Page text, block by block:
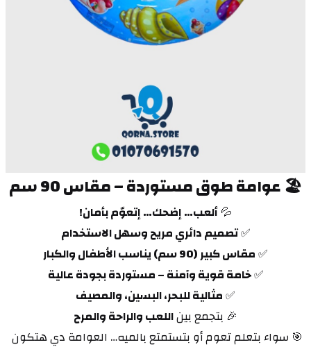
🏖️ عوامة طوق مستوردة – مقاس 90 سم
💦 ألعب… إضحك… إتعوّم بأمان!
✅ تصميم دائري مريح وسهل الاستخدام
✅ مقاس كبير (90 سم) يناسب الأطفال والكبار
✅ خامة قوية وآمنة – مستوردة بجودة عالية
✅ مثالية للبحر، البسين، والمصيف
🎉 بتجمع بين اللعب والراحة والمرح